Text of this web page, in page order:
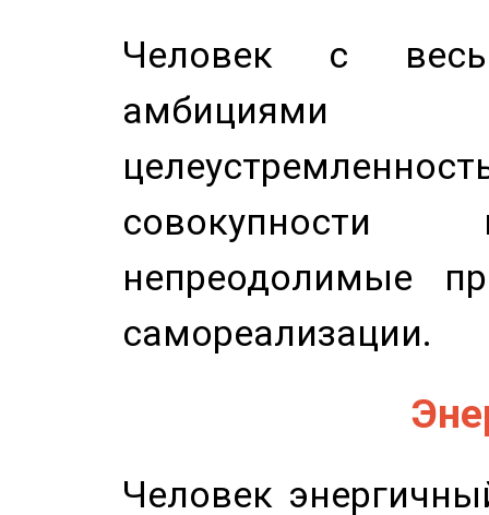
Человек с
непреодолимые
самореализации.
Человек